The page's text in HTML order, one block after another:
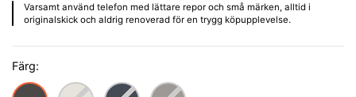
Varsamt använd telefon med lättare repor och små märken, alltid i
originalskick och aldrig renoverad för en trygg köpupplevelse.
Färg: